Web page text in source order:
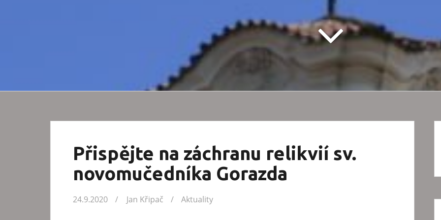
Přispějte na záchranu relikvií sv.
novomučedníka Gorazda
24.9.2020 Jan Křipač Aktuality